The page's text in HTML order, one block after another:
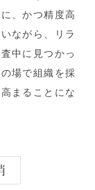
、かつ精度高
ながら、リラ
中に見つかっ
場で組織を採
まることにな